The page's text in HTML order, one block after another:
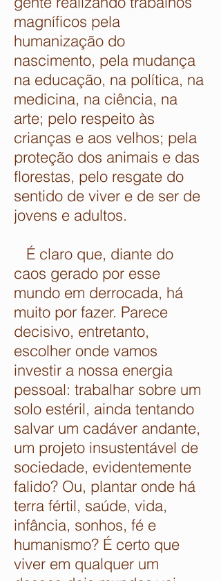
magníficos pela
humanização do
nascimento, pela mudança
na educação, na política, na
medicina, na ciência, na
arte; pelo respeito às
crianças e aos velhos; pela
proteção dos animais e das
florestas, pelo resgate do
sentido de viver e de ser de
jovens e adultos.
É claro que, diante do
caos gerado por esse
mundo em derrocada, há
muito por fazer. Parece
decisivo, entretanto,
escolher onde vamos
investir a nossa energia
pessoal: trabalhar sobre um
solo estéril, ainda tentando
salvar um cadáver andante,
um projeto insustentável de
sociedade, evidentemente
falido? Ou, plantar onde há
terra fértil, saúde, vida,
infância, sonhos, fé e
humanismo? É certo que
viver em qualquer um